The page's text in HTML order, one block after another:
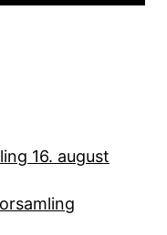
16. august